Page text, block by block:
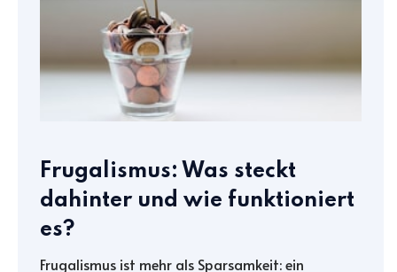
Frugalismus: Was steckt
dahinter und wie funktioniert
es?
Frugalismus ist mehr als Sparsamkeit: ein